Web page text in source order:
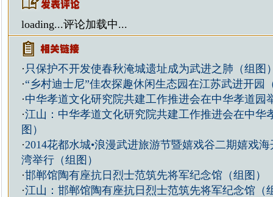
loading...评论加载中...
· 只保护不开发使春秋淹城遗址成为武进之肺（组图
·“乡村迪士尼”佳农探趣休闲生态园在江苏武进开园
·中华孝道文化研究院共建工作推进会在中华孝道园
·江山：中华孝道文化研究院共建工作推进会在中华
图）
·2014花都水城•浪漫武进旅游节暨嬉戏谷二期嬉戏
湾举行（组图）
·邯郸馆陶有座抗日烈士范筑先将军纪念馆（组图）
·江山：邯郸馆陶有座抗日烈士范筑先将军纪念馆（